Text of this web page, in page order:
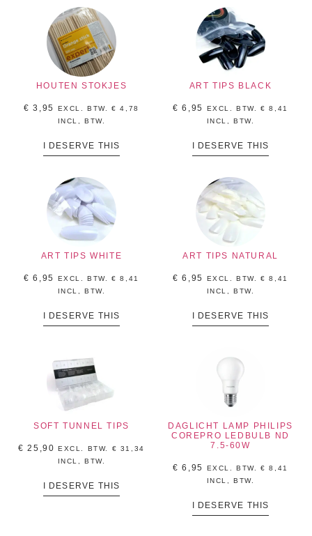
HOUTEN STOKJES
€ 3,95 EXCL. BTW.€ 4,78
INCL, BTW.
I DESERVE THIS
ART TIPS BLACK
€ 6,95 EXCL. BTW.€ 8,41
INCL, BTW.
I DESERVE THIS
ART TIPS WHITE
€ 6,95 EXCL. BTW.€ 8,41
INCL, BTW.
I DESERVE THIS
ART TIPS NATURAL
€ 6,95 EXCL. BTW.€ 8,41
INCL, BTW.
I DESERVE THIS
SOFT TUNNEL TIPS
€ 25,90 EXCL. BTW. € 31,34
INCL, BTW.
I DESERVE THIS
DAGLICHT LAMP PHILIPS
COREPRO LEDBULB ND
7.5-60W
€ 6,95 EXCL. BTW.€ 8,41
INCL, BTW.
I DESERVE THIS